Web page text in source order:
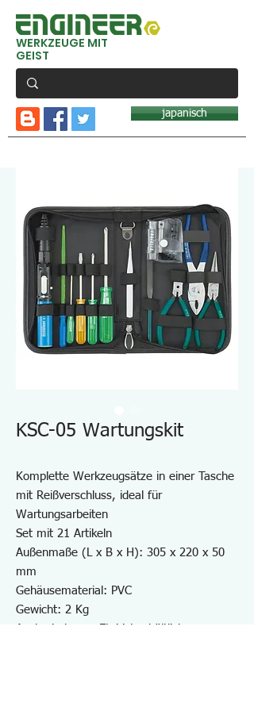
WERKZEUGE MIT
GEIST
japanisch
KSC-05 Wartungskit
Komplette Werkzeugsätze in einer Tasche
mit Reißverschluss, ideal für
Wartungsarbeiten
Set mit 21 Artikeln
Außenmaße (L x B x H): 305 x 220 x 50
mm
Gehäusematerial: PVC
Gewicht: 2 Kg